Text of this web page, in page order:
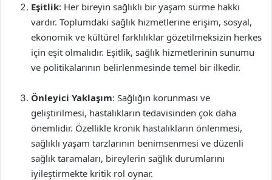
Eşitlik: Her bireyin sağlıklı bir yaşam sürme hakkı
vardır. Toplumdaki sağlık hizmetlerine erişim, sosyal,
ekonomik ve kültürel farklılıklar gözetilmeksizin herkes
için eşit olmalıdır. Eşitlik, sağlık hizmetlerinin sunumu
ve politikalarının belirlenmesinde temel bir ilkedir.
Önleyici Yaklaşım: Sağlığın korunması ve
geliştirilmesi, hastalıkların tedavisinden çok daha
önemlidir. Özellikle kronik hastalıkların önlenmesi,
sağlıklı yaşam tarzlarının benimsenmesi ve düzenli
sağlık taramaları, bireylerin sağlık durumlarını
iyileştirmekte kritik rol oynar.